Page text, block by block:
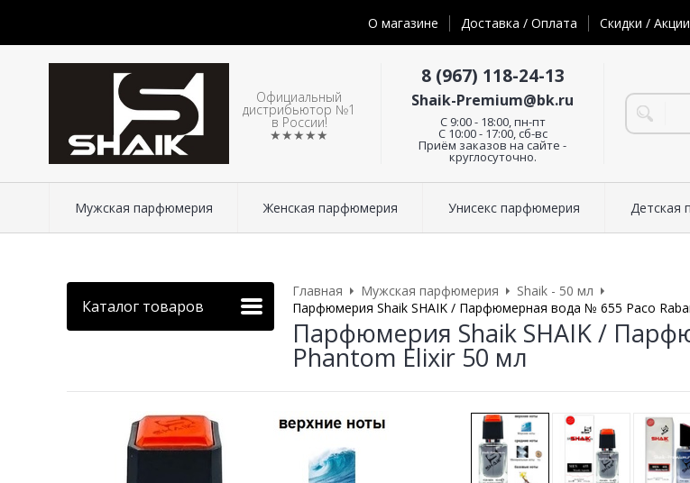
О магазине Доставка / Оплата Скидки / Акции
Официальный
дистрибьютор №1
в России!
★★★★★
8 (967) 118-24-13
Shaik-Premium@bk.ru
C 9:00 - 18:00, пн-пт
С 10:00 - 17:00, сб-вс
Приём заказов на сайте -
круглосуточно.
Мужская парфюмерия Женская парфюмерия Унисекс парфюмерия Детская
Каталог товаров
Главная Мужская парфюмерия
Shaik - 50 мл
Парфюмерия Shaik SHAIK / Парфюмерная вода № 655 Paco
Парфюмерия Shaik SHAIK /
Phantom Elixir 50 мл